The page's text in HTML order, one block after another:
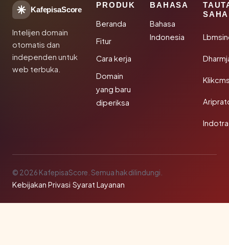
KafepisaScore
Intelijen domain
otomatis dan
independen untuk
web terbuka.
PRODUK
Beranda
Fitur
Cara kerja
Domain
yang baru
diperiksa
BAHASA
Bahasa
Indonesia
© 2026 KafepisaScore. Semua hak dilindungi.
Kebijakan Privasi·Syarat Layanan